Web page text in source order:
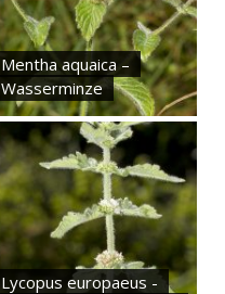
Mentha aquaica –
Wasserminze
Lycopus europaeus -